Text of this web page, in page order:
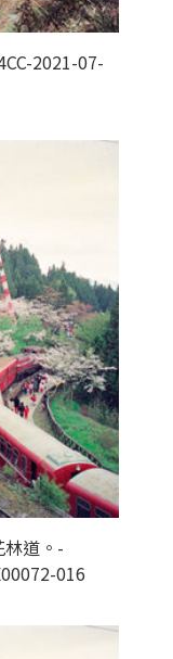
2021-07-
道。-
016